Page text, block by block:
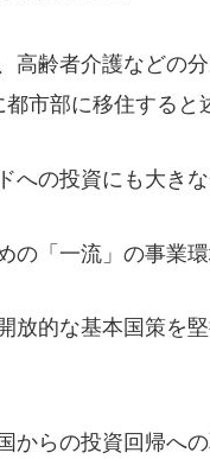
齢者介護などの
市部に移住すると
の投資にも大き
「一流」の事業
放的な基本国策を
からの投資回帰へ